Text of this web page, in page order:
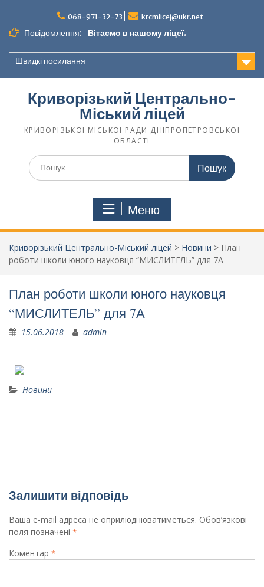
068-971-32-73 krcmlicej@ukr.net
Повідомлення: Вітаємо в нашому ліцеї.
Швидкі посилання
Криворізький Центрально-
Міський ліцей
КРИВОРІЗЬКОЇ МІСЬКОЇ РАДИ ДНІПРОПЕТРОВСЬКОЇ
ОБЛАСТІ
Меню
Криворізький Центрально-Міський ліцей > Новини > План
роботи школи юного науковця “МИСЛИТЕЛЬ” для 7А
План роботи школи юного науковця
“МИСЛИТЕЛЬ” для 7А
15.06.2018 admin
Новини
Залишити відповідь
Ваша e-mail адреса не оприлюднюватиметься. Обов’язкові
поля позначені *
Коментар *